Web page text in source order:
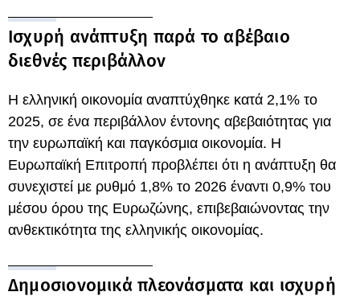
Ισχυρή ανάπτυξη παρά το αβέβαιο
διεθνές περιβάλλον
Η ελληνική οικονομία αναπτύχθηκε κατά 2,1% το
2025, σε ένα περιβάλλον έντονης αβεβαιότητας για
την ευρωπαϊκή και παγκόσμια οικονομία. Η
Ευρωπαϊκή Επιτροπή προβλέπει ότι η ανάπτυξη θα
συνεχιστεί με ρυθμό 1,8% το 2026 έναντι 0,9% του
μέσου όρου της Ευρωζώνης, επιβεβαιώνοντας την
ανθεκτικότητα της ελληνικής οικονομίας.
Δημοσιονομικά πλεονάσματα και ισχυρή